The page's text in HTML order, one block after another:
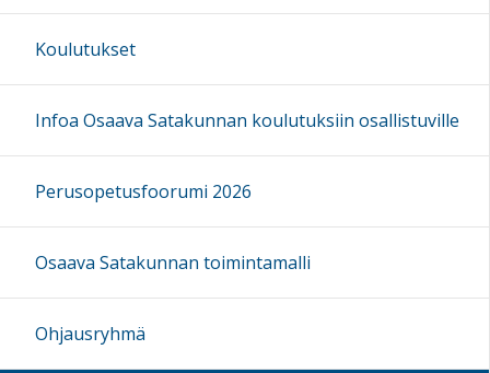
Koulutukset
Infoa Osaava Satakunnan koulutuksiin osallistuville
Perusopetusfoorumi 2026
Osaava Satakunnan toimintamalli
Ohjausryhmä